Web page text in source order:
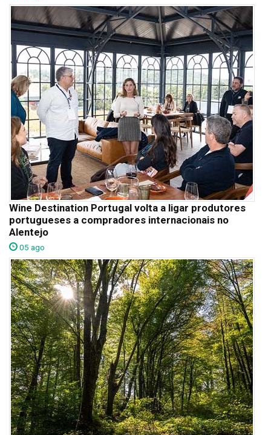
Wine Destination Portugal volta a ligar produtores
portugueses a compradores internacionais no
Alentejo
05 ago